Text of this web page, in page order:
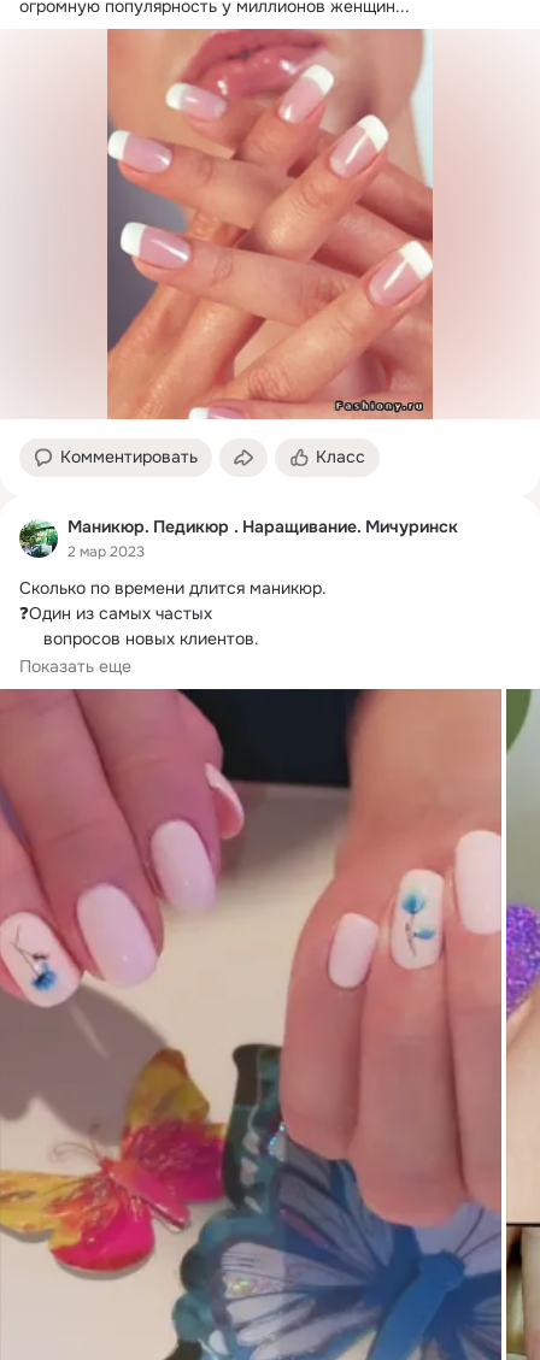
огромную популярность у миллионов женщин...
Комментировать Класс
Маникюр. Педикюр . Наращивание. Мичуринск
2 мар 2023
Сколько по времени длится маникюр.
❓Один из самых частых
вопросов новых клиентов.
Расскажу:
🕰️Время может колебаться
От 1,5  до 2 часов.
Показать еще